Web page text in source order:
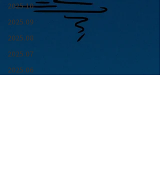
2025.10
2025.09
2025.08
2025.07
2025.06